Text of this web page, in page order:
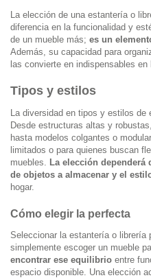
La elección de una estantería o
diferencia en la funcionalidad y
de un mueble más; es un
Además, su capacidad para
las convierte en indispensables
Tipos y estilos
La diversidad en tipos y estilos
Desde estructuras altas y
hasta modelos colgantes o
limitados o para quienes buscan
muebles. La elección
de objetos a almacenar y el
hogar.
Cómo elegir la perfecta
Seleccionar la estantería o librería
simplemente escoger un mueble
encontrar ese equilibrio entre
espacio disponible. Una elección